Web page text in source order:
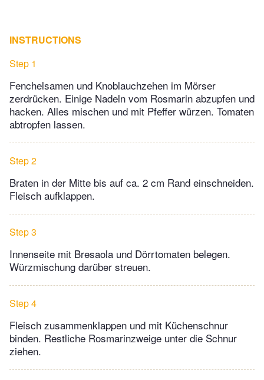
INSTRUCTIONS
Step 1
Fenchelsamen und Knoblauchzehen im Mörser
zerdrücken. Einige Nadeln vom Rosmarin abzupfen und
hacken. Alles mischen und mit Pfeffer würzen. Tomaten
abtropfen lassen.
Step 2
Braten in der Mitte bis auf ca. 2 cm Rand einschneiden.
Fleisch aufklappen.
Step 3
Innenseite mit Bresaola und Dörrtomaten belegen.
Würzmischung darüber streuen.
Step 4
Fleisch zusammenklappen und mit Küchenschnur
binden. Restliche Rosmarinzweige unter die Schnur
ziehen.